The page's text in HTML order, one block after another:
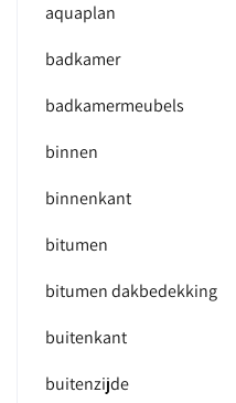
aquaplan
badkamer
badkamermeubels
binnen
binnenkant
bitumen
bitumen dakbedekking
buitenkant
buitenzijde